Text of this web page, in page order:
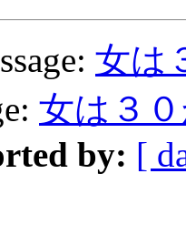
女は
女は３
by: [